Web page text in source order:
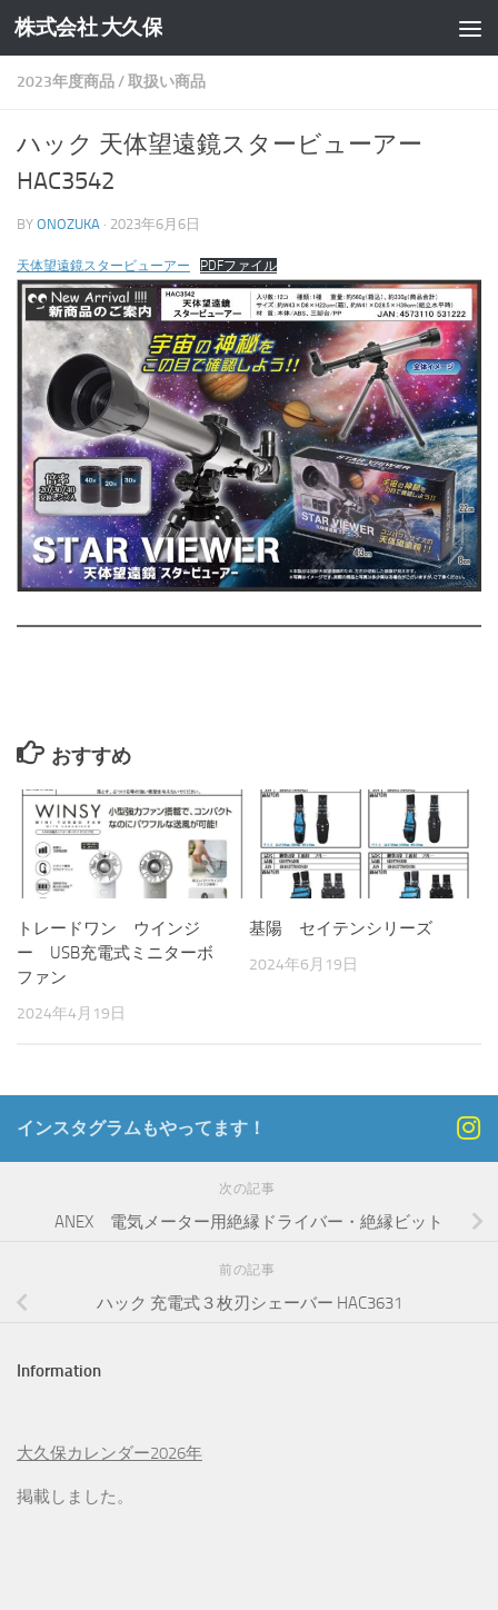
コンテンツへスキップ
株式会社 大久保
2023年度商品/取扱い商品
ハック 天体望遠鏡スタービューアー
HAC3542
BY ONOZUKA · 2023年6月6日
天体望遠鏡スタービューアー PDFファイル
おすすめ
トレードワン ウインジ
ー USB充電式ミニターボ
ファン
2024年4月19日
基陽 セイテンシリーズ
2024年6月19日
インスタグラムもやってます！
次の記事
ANEX 電気メーター用絶縁ドライバー・絶縁ビット
前の記事
ハック 充電式３枚刃シェーバー HAC3631
Information
大久保カレンダー2026年
掲載しました。